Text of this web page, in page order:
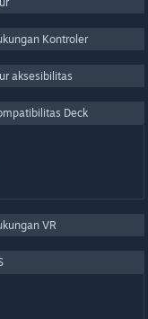
Kontroler
aksesibilitas
Deck
VR